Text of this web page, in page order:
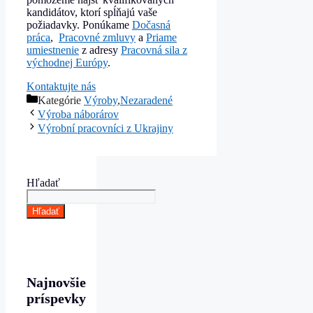
kandidátov, ktorí spĺňajú vaše
požiadavky. Ponúkame Dočasná
práca, Pracovné zmluvy a Priame
umiestnenie z adresy Pracovná sila z
východnej Európy.
Kontaktujte nás
Kategórie Výroby,Nezaradené
Výroba náborárov
Výrobní pracovníci z Ukrajiny
Hľadať
Hľadať
Najnovšie
príspevky